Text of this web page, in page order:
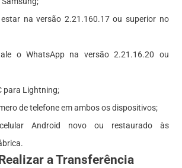
na versão 2.21.160.17 ou superior no
o WhatsApp na versão 2.21.16.20 ou
para Lightning;
de telefone em ambos os dispositivos;
Android novo ou restaurado às
a Transferência